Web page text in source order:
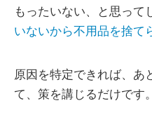
もったいない、と思っ
いないから不用品を捨て
原因を特定できれば、あ
て、策を講じるだけです。